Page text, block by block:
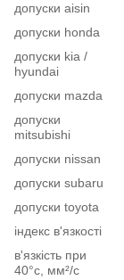
допуски aisin
допуски honda
допуски kia /
hyundai
допуски mazda
допуски
mitsubishi
допуски nissan
допуски subaru
допуски toyota
індекс в'язкості
в'язкість при
40°c, мм²/с